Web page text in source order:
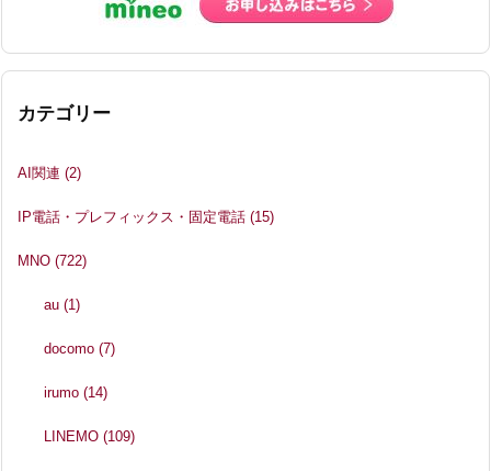
カテゴリー
AI関連 (2)
IP電話・プレフィックス・固定電話 (15)
MNO (722)
au(1)
docomo(7)
irumo(14)
LINEMO(109)